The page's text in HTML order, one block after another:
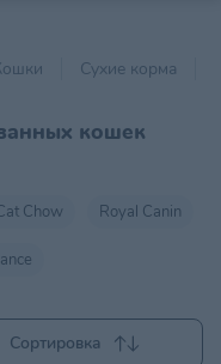
Сухие корма
кошек
Chow Royal Canin
Сортировка